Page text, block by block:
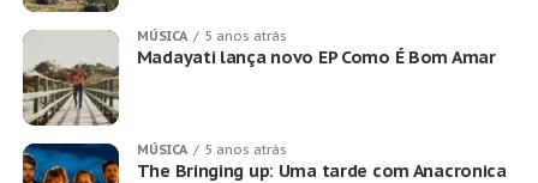
MÚSICA 5 anos atrás
Madayati lança novo EP Como É Bom Amar
MÚSICA 5 anos atrás
The Bringing up: Uma tarde com Anacronica